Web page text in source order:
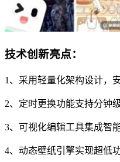
技术创新亮点：
1、采用轻量化架构设计，
2、定时更换功能支持分钟
3、可视化编辑工具集成智
4、动态壁纸引擎实现超低